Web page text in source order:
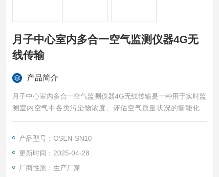
月子中心室内多合一空气监测仪器4G无
线传输
产品简介
月子中心室内多合一空气监测仪器4G无线传输是一种用于实时监
测室内空气中各类污染物浓度、评估空气质量状况的智能化设
备。其核心功能是通过传感器技术采集空气样本，分析关键指标
产品型号：OSEN-SN10
更新时间：2025-04-28
厂商性质：生产厂家